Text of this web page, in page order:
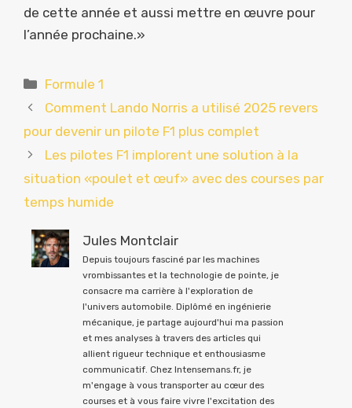
de cette année et aussi mettre en œuvre pour
l’année prochaine.»
Catégories
Formule 1
Comment Lando Norris a utilisé 2025 revers
pour devenir un pilote F1 plus complet
Les pilotes F1 implorent une solution à la
situation «poulet et œuf» avec des courses par
temps humide
Jules Montclair
Depuis toujours fasciné par les machines
vrombissantes et la technologie de pointe, je
consacre ma carrière à l'exploration de
l'univers automobile. Diplômé en ingénierie
mécanique, je partage aujourd'hui ma passion
et mes analyses à travers des articles qui
allient rigueur technique et enthousiasme
communicatif. Chez Intensemans.fr, je
m'engage à vous transporter au cœur des
courses et à vous faire vivre l'excitation des